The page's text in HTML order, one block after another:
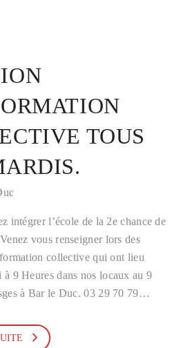
TOUS
intégrer l’école de la 2e chance de
vous renseigner lors des
collective qui ont lieu
à 9 Heures dans nos locaux au 9
à Bar le Duc. 03 29 70 79…